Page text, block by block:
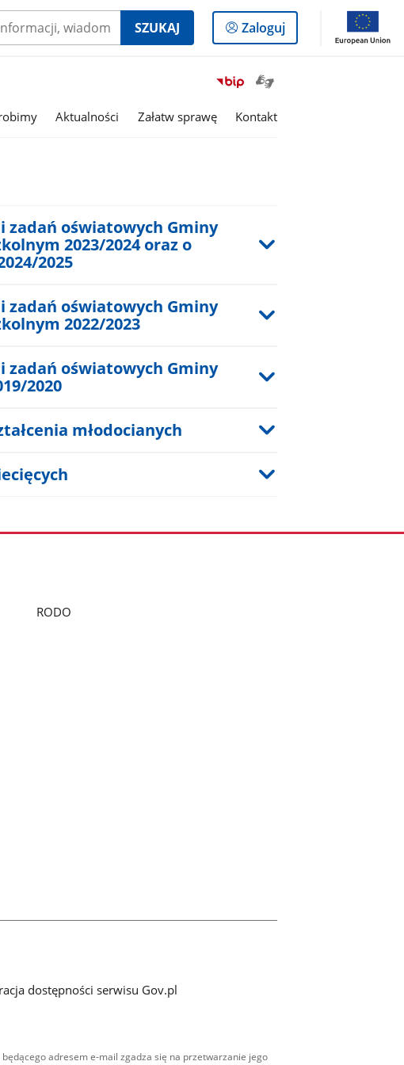
SZUKAJ
Logowanie
do
Zaloguj
Przejdź
serwisu
Otwórz
z
Aktualności Załatw sprawę Kontakt
oświatowych Gminy
2023/2024 oraz o
2025
oświatowych Gminy
2022/2023
oświatowych Gminy
2020
młodocianych
RODO
dostępności serwisu Gov.pl
adresem e-mail zgadza się na przetwarzanie jego